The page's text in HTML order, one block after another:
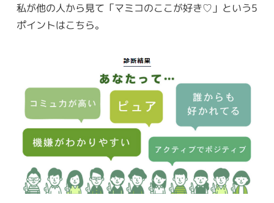
私が他の人から見て「マミコのここが好き♡」という5
ポイントはこちら。